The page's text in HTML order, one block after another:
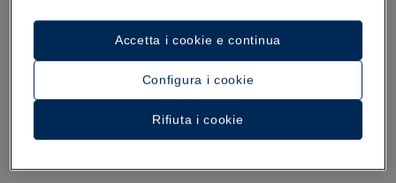
Un tour dell’hotel
Guarda 33 foto e video
Configura i cookie
Rifiuta i cookie
Accetta i cookie e continua